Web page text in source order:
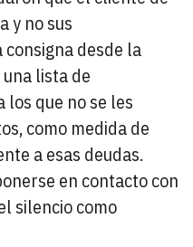
y no sus
desde la
lista de
los que no se les
como medida de
a esas deudas.
en contacto con
silencio como